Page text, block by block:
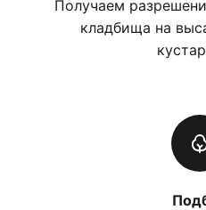
Получаем
кладбища на